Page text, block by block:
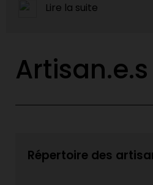
Lire la suite
Artisan.e.s
Répertoire des